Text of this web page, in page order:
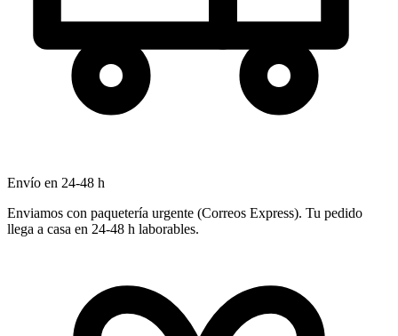
Envío en 24-48 h
Enviamos con paquetería urgente (Correos Express). Tu pedido
llega a casa en 24-48 h laborables.